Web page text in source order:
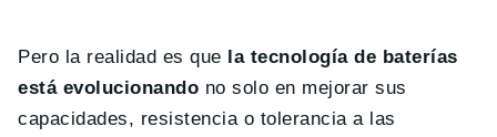
Pero la realidad es que la tecnología de baterías
está evolucionando no solo en mejorar sus
capacidades, resistencia o tolerancia a las